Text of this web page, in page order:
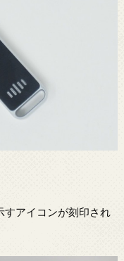
すアイコンが刻印され